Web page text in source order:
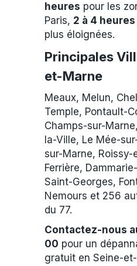
heures pour les
Paris, 2 à 4 heures
plus éloignées.
Principales
et-Marne
Meaux, Melun,
Temple, Pontault-
Champs-sur-
la-Ville, Le Mée-
sur-Marne, Roissy-
Ferrière,
Saint-Georges,
Nemours et 256
du 77.
Contactez-nous
00 pour un
gratuit en Seine-